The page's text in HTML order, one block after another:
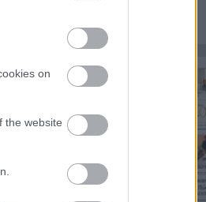
on
the website